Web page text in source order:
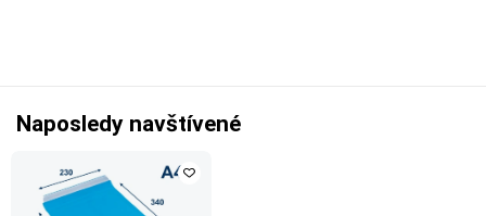
Naposledy navštívené